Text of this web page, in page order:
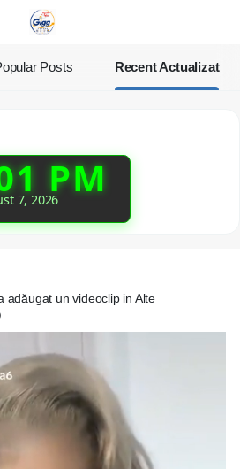
Posts Recent Actualizat
PM
7, 2026
adăugat un videoclip in Alte